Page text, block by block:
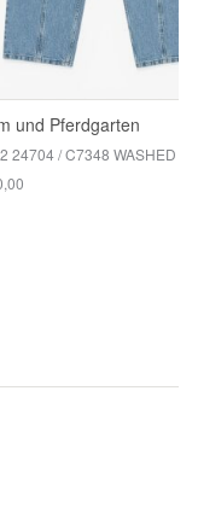
und Pferdgarten